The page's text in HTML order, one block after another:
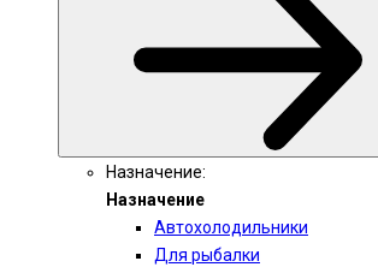
Назначение:
Назначение
Автохолодильники
Для рыбалки